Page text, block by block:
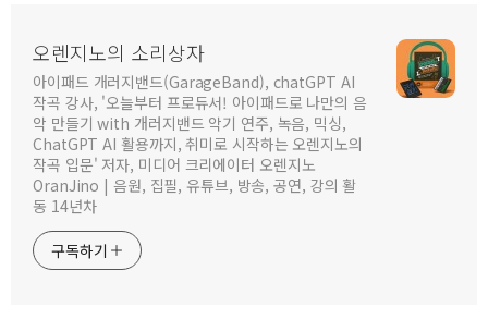
오렌지노의 소리상자
아이패드 개러지밴드(GarageBand), chatGPT AI
작곡 강사, '오늘부터 프로듀서! 아이패드로 나만의 음
악 만들기 with 개러지밴드 악기 연주, 녹음, 믹싱,
ChatGPT AI 활용까지, 취미로 시작하는 오렌지노의
작곡 입문' 저자, 미디어 크리에이터 오렌지노
OranJino | 음원, 집필, 유튜브, 방송, 공연, 강의 활
동 14년차
구독하기